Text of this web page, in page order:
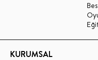
KURUMSAL